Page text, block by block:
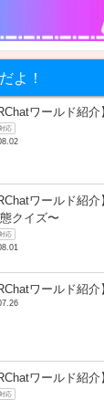
よ！
ワールド紹
応
ワールド紹
態クイズ〜
応
ワールド紹
ワールド紹
応